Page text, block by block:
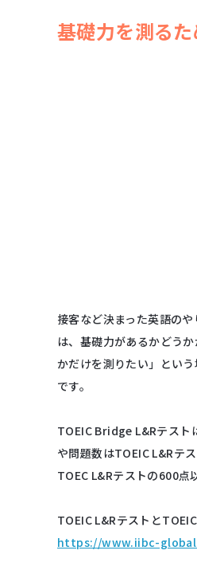
基礎力を測る
接客など決まった英語の
は、基礎力があるかどう
かだけを測りたい」とい
です。
TOEIC Bridge L&Rテスト
や問題数はTOEIC L&Rテ
TOEC L&Rテストの600点
TOEIC L&Rテストと
https://www.iibc-